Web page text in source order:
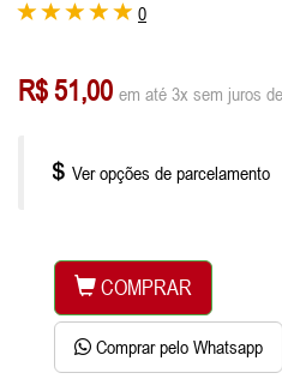
0
R$ 51,00 em até 3x sem juros
Ver opções de parcelamento
COMPRAR
Comprar pelo Whatsapp